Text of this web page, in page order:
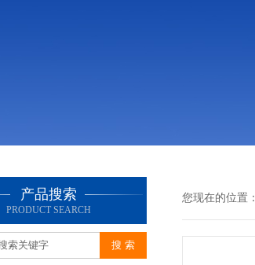
产品搜索
PRODUCT SEARCH
您现在的位置：